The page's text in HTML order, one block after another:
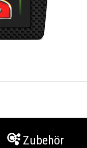
Zubehör